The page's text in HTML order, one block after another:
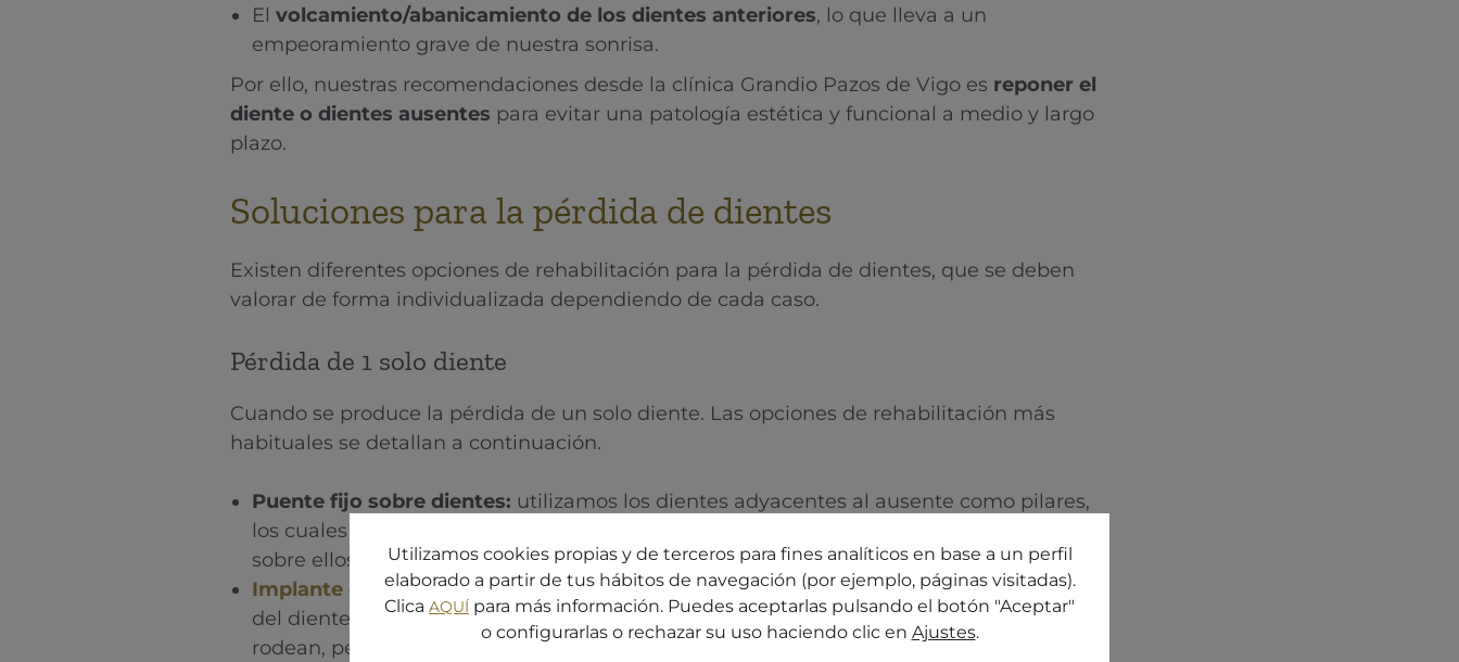
El volcamiento/abanicamiento de los dientes anteriores, lo que lleva a un
empeoramiento grave de nuestra sonrisa.
Por ello, nuestras recomendaciones desde la clínica Grandio Pazos de Vigo es reponer el
diente o dientes ausentes para evitar una patología estética y funcional a medio y largo
plazo.
Soluciones para la pérdida de dientes
Existen diferentes opciones de rehabilitación para la pérdida de dientes, que se deben
valorar de forma individualizada dependiendo de cada caso.
Pérdida de 1 solo diente
Cuando se produce la pérdida de un solo diente. Las opciones de rehabilitación más
habituales se detallan a continuación.
Puente fijo sobre dientes: utilizamos los dientes adyacentes al ausente como pilares,
los cuales se liman ligeramente para modificar su anatomía, y cementar el puente fijo
sobre ellos.
Implante dental:colocamos un implante (raíz) y su corona (diente visible) en el hueco
del diente pérdido. En este caso, no dependemos ni afectamos a los dientes que nos
rodean, pero si necesitamos que exista hueso suficiente para anclar el tornillo de titanio
Utilizamos cookies propias y de terceros para fines analíticos en base a un perfil
elaborado a partir de tus hábitos de navegación (por ejemplo, páginas visitadas).
Clica AQUÍ para más información. Puedes aceptarlas pulsando el botón "Aceptar"
o configurarlas o rechazar su uso haciendo clic en Ajustes.